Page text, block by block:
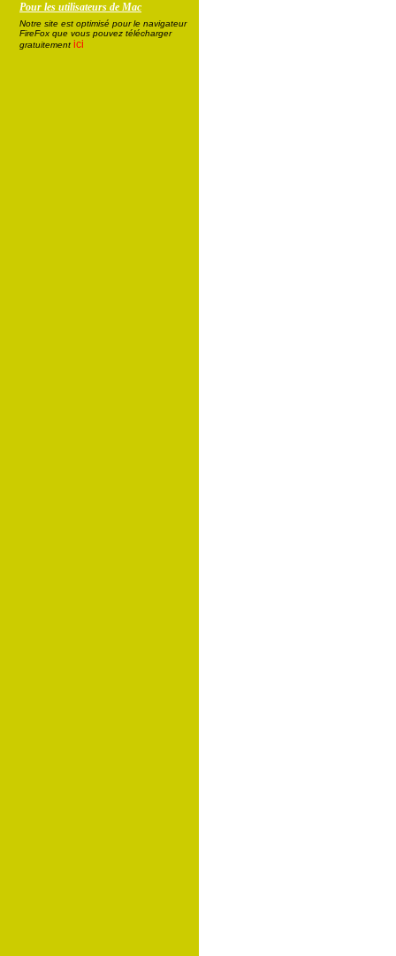
Pour les utilisateurs de Mac
Notre site est optimisé pour le navigateur
FireFox que vous pouvez télécharger
gratuitement ici